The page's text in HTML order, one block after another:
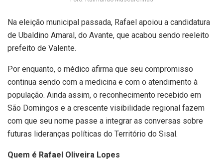
Na eleição municipal passada, Rafael apoiou a candidatura
de Ubaldino Amaral, do Avante, que acabou sendo reeleito
prefeito de Valente.
Por enquanto, o médico afirma que seu compromisso
continua sendo com a medicina e com o atendimento à
população. Ainda assim, o reconhecimento recebido em
São Domingos e a crescente visibilidade regional fazem
com que seu nome passe a integrar as conversas sobre
futuras lideranças políticas do Território do Sisal.
Quem é Rafael Oliveira Lopes